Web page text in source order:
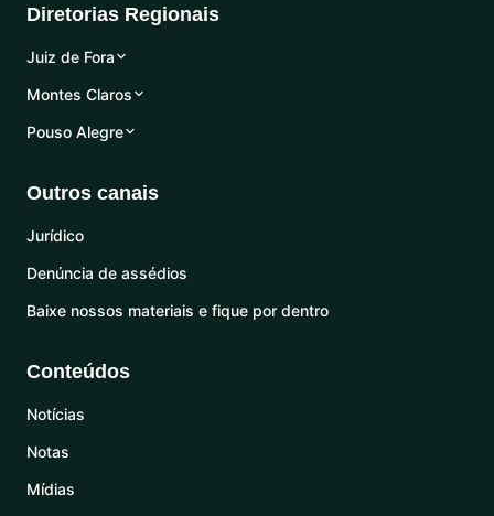
Diretorias Regionais
Juiz de Fora
Montes Claros
Pouso Alegre
Outros canais
Jurídico
Denúncia de assédios
Baixe nossos materiais e fique por dentro
Conteúdos
Notícias
Notas
Mídias